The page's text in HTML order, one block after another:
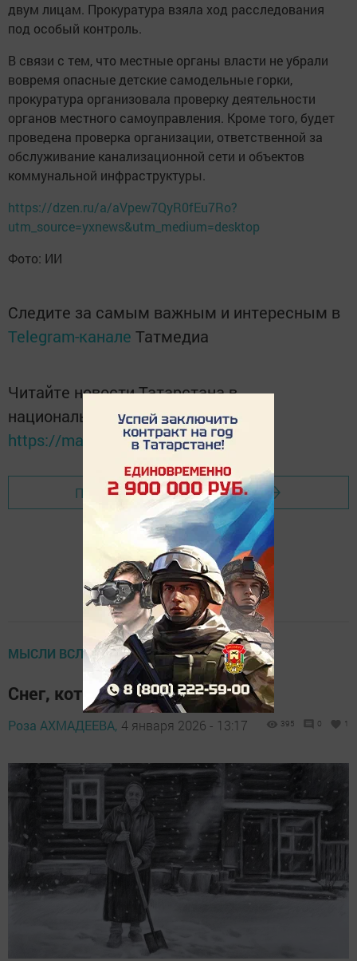
двум лицам. Прокуратура взяла ход расследования
под особый контроль.
В связи с тем, что местные органы власти не убрали
вовремя опасные детские самодельные горки,
прокуратура организовала проверку деятельности
органов местного самоуправления. Кроме того, будет
проведена проверка организации, ответственной за
обслуживание канализационной сети и объектов
коммунальной инфраструктуры.
https://dzen.ru/a/aVpew7QyR0fEu7Ro?
utm_source=yxnews&utm_medium=desktop
Фото: ИИ
Следите за самым важным и интересным в
Telegram-канале Татмедиа
Читайте новости Татарстана в
национальном мессенджере MАХ:
https://max.ru/tatmedia
Перейти на страницу новости
МЫСЛИ ВСЛУХ
Снег, который не растает…
Роза АХМАДЕЕВА, 4 января 2026 - 13:17 395 0 1